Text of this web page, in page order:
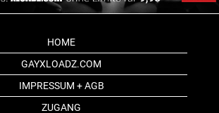
HOME
GAYXLOADZ.COM
IMPRESSUM + AGB
ZUGANG